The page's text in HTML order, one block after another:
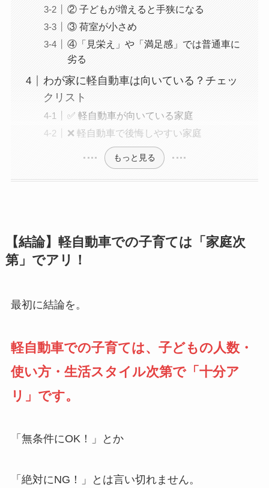
② 子どもが増えると手狭になる
③ 荷室が小さめ
④「見栄え」や「満足感」では普通車に
劣る
わが家に軽自動車は向いている？チェッ
クリスト
✅ 軽自動車が向いている家庭
❌ 軽自動車で後悔しやすい家庭
もっと見る
【結論】軽自動車での子育ては「家庭次
第」でアリ！
最初に結論を。
軽自動車での子育ては、子どもの人数・
使い方・生活スタイル次第で「十分ア
リ」です。
「無条件にOK！」とか
「絶対にNG！」とは言い切れません。